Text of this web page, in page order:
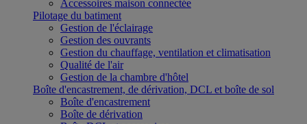
Accessoires maison connectée
Pilotage du batiment
Gestion de l'éclairage
Gestion des ouvrants
Gestion du chauffage, ventilation et climatisation
Qualité de l'air
Gestion de la chambre d'hôtel
Boîte d'encastrement, de dérivation, DCL et boîte de sol
Boîte d'encastrement
Boîte de dérivation